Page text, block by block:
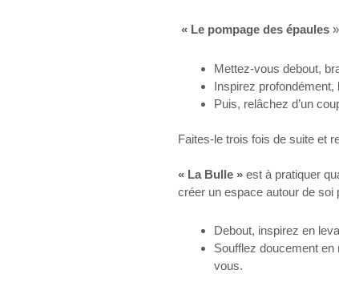
« Le pompage des épaules
Mettez-vous debout,
Inspirez profondément,
Puis, relâchez d’un
Faites-le trois fois de suite et
« La Bulle » est à pratiquer
créer un espace autour de
Debout, inspirez en
Soufflez doucement
vous.